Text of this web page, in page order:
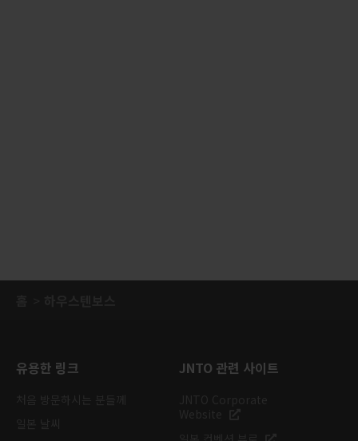
유용한 링크 JNTO 관련 사이트